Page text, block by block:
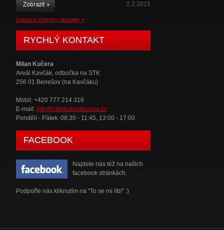
2.2.2015
Zobrazit všechny aktuality »
RYCHLÝ KONTAKT
Milan Kučera
Areál Kavčák, odbočka na STK
256 01 Benešov (na Kavčáku)
Mobil: +420 777 214 316
E-mail: info@chiptuningkucera.cz
Pondělí - Pátek: 08:30 - 11:45, 13:00 - 17:00
FACEBOOK
Najdete nás též na našich
facebook stránkách.
Podpořte nás kliknutím na "To se mi líbí" :)